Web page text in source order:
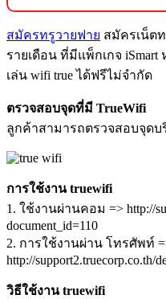
สมัครทรูวายฟาย สมัครเน็ต
รายเดือน ที่มีแพ็กเกจ
เล่น wifi true ได้ฟรีไม่จำกัด
ตรวจสอบจุดที่มี TrueWifi
ลูกค้าสามารถตรวจสอบจุดบ
การใช้งาน truewifi
1. ใช้งานผ่านคอม => http://
document_id=110
2. การใช้งานผ่าน โทรศัพท์
http://support2.truecorp.co.th/
วิธีใช้งาน truewifi